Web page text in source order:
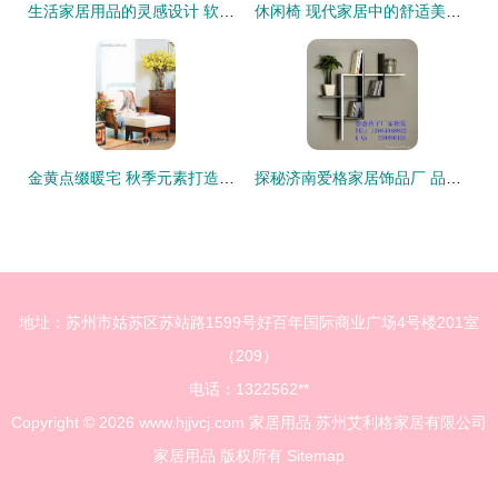
地址：苏州市姑苏区苏站路1599号好百年国际商业广场4号楼201室
（209）
电话：1322562**
Copyright © 2026 www.hjjvcj.com 家居用品 苏州艾利格家居有限公司
家居用品 版权所有 Sitemap